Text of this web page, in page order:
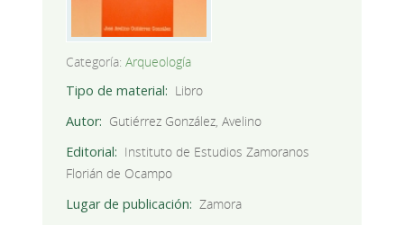
Categoría: Arqueología
Tipo de material
Libro
Autor
Gutiérrez González, Avelino
Editorial
Instituto de Estudios Zamoranos
Florián de Ocampo
Lugar de publicación
Zamora